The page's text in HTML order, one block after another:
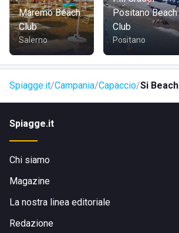
Maremo Beach
Club
Salerno
Positano Beach
Club
Positano
Spiagge.it Campania Capaccio Si Beach
Spiagge.it
Chi siamo
Magazine
La nostra linea editoriale
Redazione